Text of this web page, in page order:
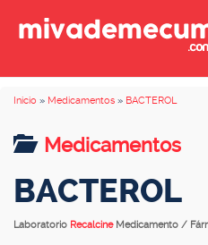
Inicio » Medicamentos » BACTEROL
Medicamentos
BACTEROL
Laboratorio Recalcine Medicamento /